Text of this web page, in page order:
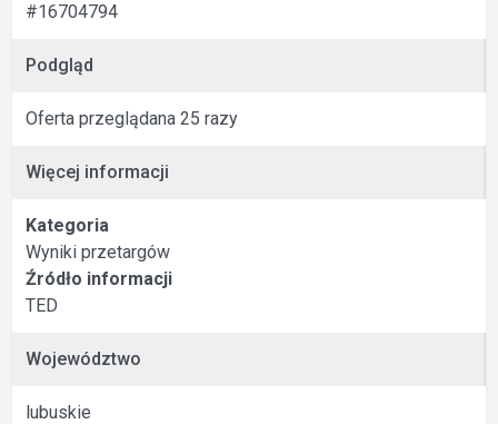
#16704794
Podgląd
Oferta przeglądana 25 razy
Więcej informacji
Kategoria
Wyniki przetargów
Źródło informacji
TED
Województwo
lubuskie